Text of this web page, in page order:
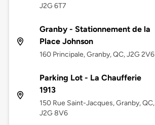
J2G 6T7
Granby - Stationnement de la
Place Johnson
160 Principale, Granby, QC, J2G 2V6
Parking Lot - La Chaufferie
1913
150 Rue Saint-Jacques, Granby, QC,
J2G 8V6